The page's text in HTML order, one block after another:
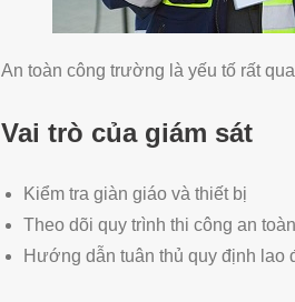
An toàn công trường là yếu tố rất
Vai trò của giám sát
Kiểm tra giàn giáo và thiết bị
Theo dõi quy trình thi công an toàn
Hướng dẫn tuân thủ quy định lao